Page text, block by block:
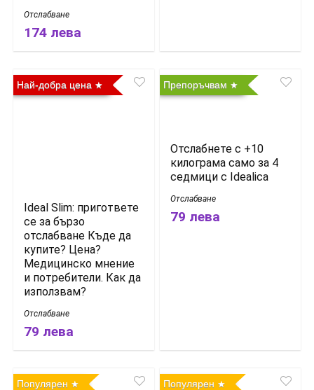
Отслабване
174 лева
Най-добра цена
Ideal Slim: пригответе
се за бързо
отслабване Къде да
купите? Цена?
Медицинско мнение
и потребители. Как да
използвам?
Отслабване
79 лева
Препоръчвам
Отслабнете с +10
килограма само за 4
седмици с Idealica
Отслабване
79 лева
Популярен Популярен